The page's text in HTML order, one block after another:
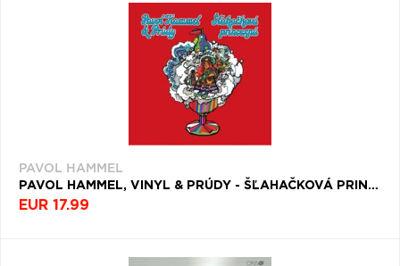
PAVOL HAMMEL
PAVOL HAMMEL, VINYL & PRÚDY - ŠĽAHAČKOVÁ PRINCEZNÁ
EUR 17.99